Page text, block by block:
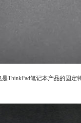
ThinkPad笔记本产品的固